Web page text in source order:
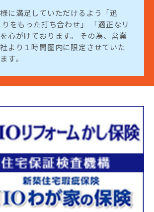
に満足していただけるよう「迅
をもった打ち合わせ」 「適正なリ
心がけております。 その為、営業
より１時間圏内に限定させていた
す。